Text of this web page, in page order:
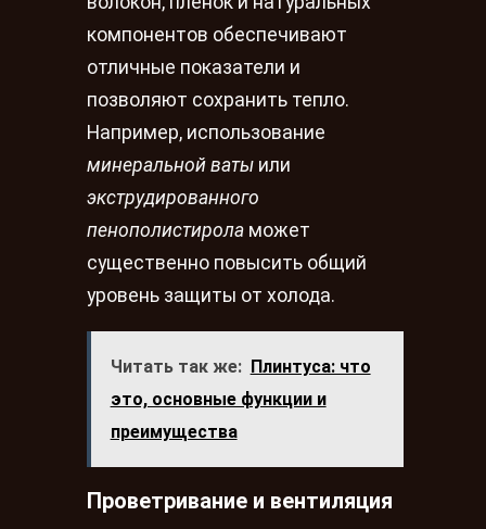
компонентов обеспечивают
отличные показатели и
позволяют сохранить тепло.
Например, использование
минеральной ваты или
экструдированного
пенополистирола может
существенно повысить общий
уровень защиты от холода.
Читать так же:
Плинтуса: что
это, основные функции и
преимущества
Проветривание и вентиляция